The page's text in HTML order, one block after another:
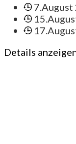
7.August
Details